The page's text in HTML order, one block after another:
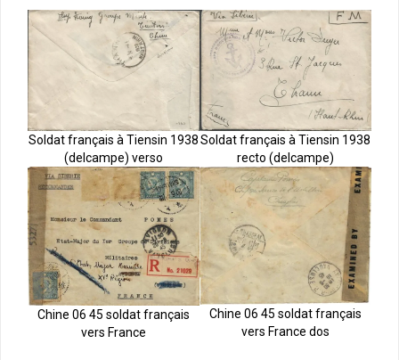
Soldat français à Tiensin 1938
(delcampe) verso
Soldat français à Tiensin 1938
recto (delcampe)
Chine 06 45 soldat français
vers France
Chine 06 45 soldat français
vers France dos